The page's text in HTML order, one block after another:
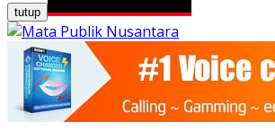
tutup